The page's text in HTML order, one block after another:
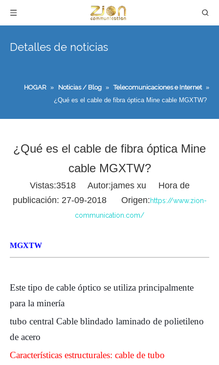
Detalles de noticias
HOGAR » Noticias / Blog » Telecomunicaciones e Internet »
¿Qué es el cable de fibra óptica Mine cable MGXTW?
¿Qué es el cable de fibra óptica Mine
cable MGXTW?
Vistas:3518Autor:james xu Hora de
publicación: 27-09-2018 Origen:https://www.zion-
communication.com/
MGXTW
Este tipo de cable óptico se utiliza principalmente
para la minería
tubo central Cable blindado laminado de polietileno
de acero
Características estructurales: cable de tubo